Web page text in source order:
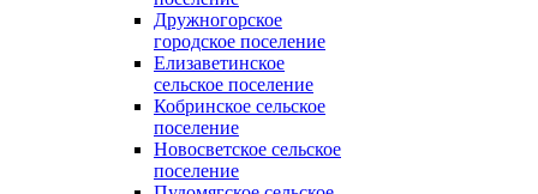
Дружногорское
городское поселение
Елизаветинское
сельское поселение
Кобринское сельское
поселение
Новосветское сельское
поселение